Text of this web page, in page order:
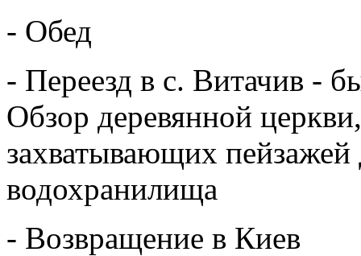
- Обед
- Переезд в с. Витачив -
Обзор деревянной
захватывающих
водохранилища
- Возвращение в Киев